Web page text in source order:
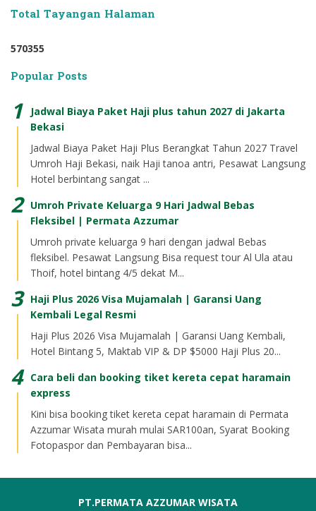
Total Tayangan Halaman
570355
Popular Posts
Jadwal Biaya Paket Haji plus tahun 2027 di Jakarta
Bekasi
Jadwal Biaya Paket Haji Plus Berangkat Tahun 2027 Travel
Umroh Haji Bekasi, naik Haji tanoa antri, Pesawat Langsung
Hotel berbintang sangat ...
Umroh Private Keluarga 9 Hari Jadwal Bebas
Fleksibel | Permata Azzumar
Umroh private keluarga 9 hari dengan jadwal Bebas
fleksibel. Pesawat Langsung Bisa request tour Al Ula atau
Thoif, hotel bintang 4/5 dekat M...
Haji Plus 2026 Visa Mujamalah | Garansi Uang
Kembali Legal Resmi
Haji Plus 2026 Visa Mujamalah | Garansi Uang Kembali,
Hotel Bintang 5, Maktab VIP & DP $5000 Haji Plus 20...
Cara beli dan booking tiket kereta cepat haramain
express
Kini bisa booking tiket kereta cepat haramain di Permata
Azzumar Wisata murah mulai SAR100an, Syarat Booking
Fotopaspor dan Pembayaran bisa...
PT.PERMATA AZZUMAR WISATA